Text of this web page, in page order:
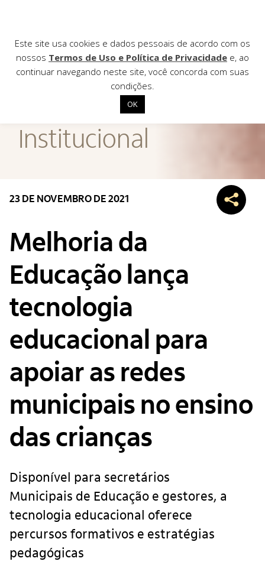
Institucional
Editais
Contato
Institucional
23 DE NOVEMBRO DE 2021
Melhoria da
Educação lança
tecnologia
educacional para
apoiar as redes
municipais no ensino
das crianças
Disponível para secretários
Municipais de Educação e gestores, a
tecnologia educacional oferece
percursos formativos e estratégias
pedagógicas
Este site usa cookies e dados pessoais de acordo com os
nossos Termos de Uso e Política de Privacidade e, ao
continuar navegando neste site, você concorda com suas
condições.
OK